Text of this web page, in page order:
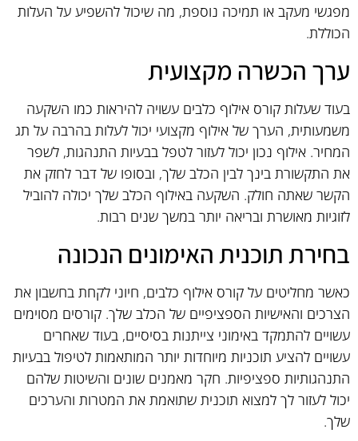
מפגשי מעקב או תמיכה נוספת, מה שיכול להשפיע על העלות
הכוללת.
ערך הכשרה מקצועית
בעוד שעלות קורס אילוף כלבים עשויה להיראות כמו השקעה
משמעותית, הערך של אילוף מקצועי יכול לעלות בהרבה על תג
המחיר. אילוף נכון יכול לעזור לטפל בבעיות התנהגות, לשפר
את התקשורת בינך לבין הכלב שלך, ובסופו של דבר לחזק את
הקשר שאתה חולק. השקעה באילוף הכלב שלך יכולה להוביל
לזוגיות מאושרת ובריאה יותר במשך שנים רבות.
בחירת תוכנית האימונים הנכונה
כאשר מחליטים על קורס אילוף כלבים, חיוני לקחת בחשבון את
הצרכים והאישיות הספציפיים של הכלב שלך. קורסים מסוימים
עשויים להתמקד באימוני צייתנות בסיסיים, בעוד שאחרים
עשויים להציע תוכניות מיוחדות יותר המותאמות לטיפול בבעיות
התנהגותיות ספציפיות. חקר מאמנים שונים והשיטות שלהם
יכול לעזור לך למצוא תוכנית שתואמת את המטרות והערכים
שלך.